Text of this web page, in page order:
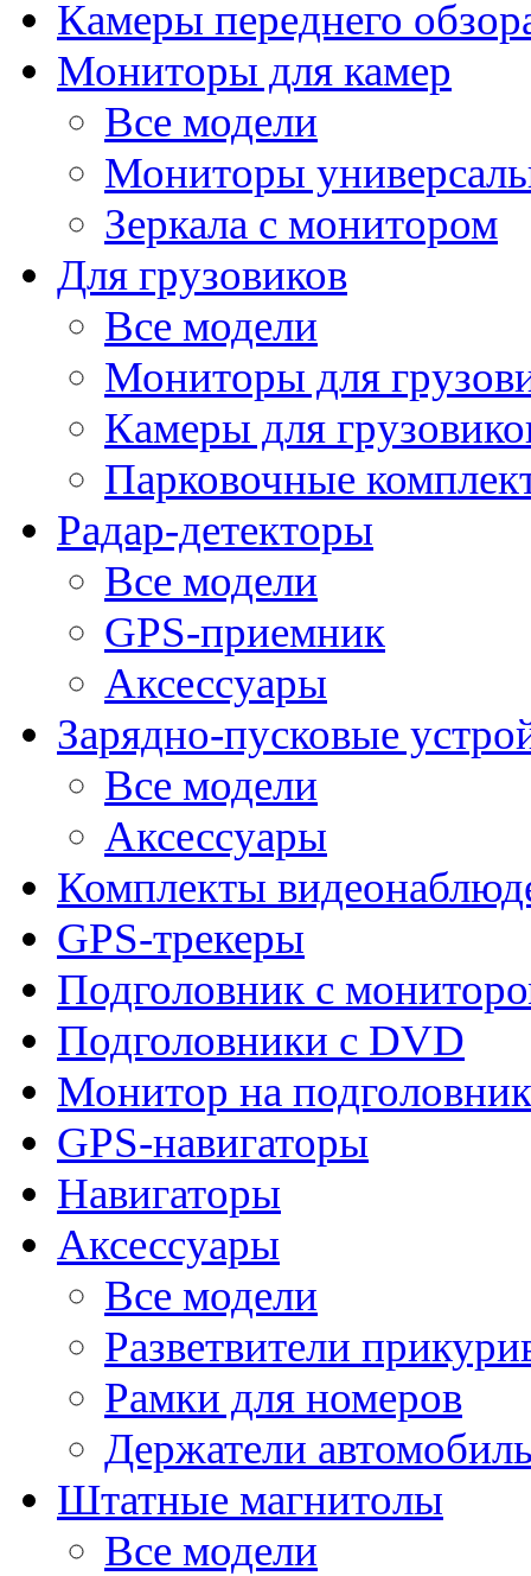
Камеры переднего
Мониторы для камер
Все модели
Мониторы
Зеркала с монитором
Для грузовиков
Все модели
Мониторы для
Камеры для
Парковочные
Радар-детекторы
Все модели
GPS-приемник
Аксессуары
Зарядно-пусковые
Все модели
Аксессуары
Комплекты
GPS-трекеры
Подголовник с
Подголовники с DVD
Монитор на подголовник
GPS-навигаторы
Навигаторы
Аксессуары
Все модели
Разветвители
Рамки для номеров
Держатели
Штатные магнитолы
Все модели